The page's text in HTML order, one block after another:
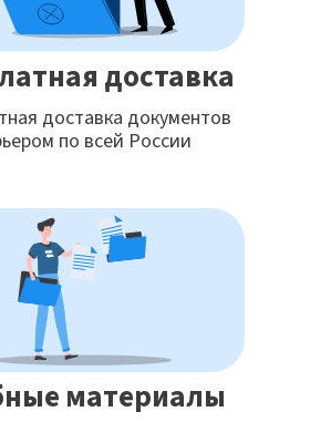
доставка
доставка документов
по всей России
материалы